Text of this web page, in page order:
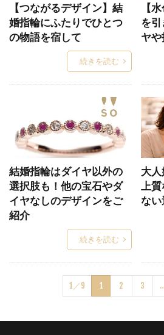
ダイヤモンドの科学
ダイヤ
ダイヤモンドブランド
ダイ
ダイヤモンドランク
ダイヤ
ダイヤモンドリング
ダイヤモンド原石
ダイヤモ
ダイヤモンド新潟
ダイヤモ
ダイヤモンド結婚指輪
ダイ
ダイヤモンド輝きの種類
ダ
ダイヤモンド雑学
ダイヤ一
ダズリン
ダブスタ
タンタル 結婚指輪
ちゅうぞうせいほう
つきさ
ツヤ消し
つや消し
テ
【つながるデザイン】結
婚指輪にふたりでひとつ
の物語を宿して
続きを読む
【
を
ヤ
結婚指輪はダイヤ以外の
選択肢も！他の宝石やダ
イヤなしのデザインをご
紹介
続きを読む
大人
上質
ない
1／9 1 2 3